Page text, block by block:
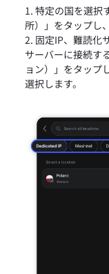
特定の国を選択
所）」をタップし
固定IP、難読化
サーバーに接続す
ョン）」をタップ
選択します。